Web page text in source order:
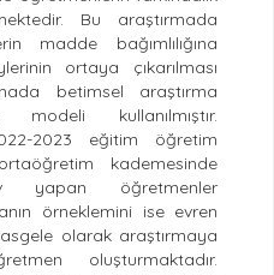
Bu araştırmada
madde bağımlılığına
ortaya ‎çıkarılması
betimsel araştırma
kullanılmıştır.
2023 eğitim öğretim
kademesinde
‎öğretmenler
örneklemini ise evren
‎olarak araştırmaya
oluşturmaktadır.